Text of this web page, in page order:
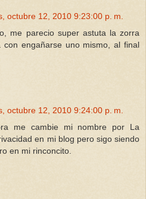
octubre 12, 2010 9:23:00 p. m.
me parecio super astuta la zorra
engañarse uno mismo, al final
octubre 12, 2010 9:24:00 p. m.
me cambie mi nombre por La
en mi blog pero sigo siendo
en mi rinconcito.